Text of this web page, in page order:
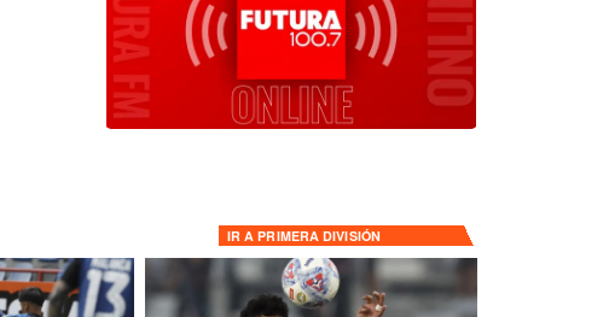
IR A PRIMERA DIVISIÓN